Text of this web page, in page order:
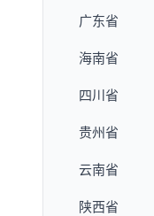
广东省
海南省
四川省
贵州省
云南省
陕西省